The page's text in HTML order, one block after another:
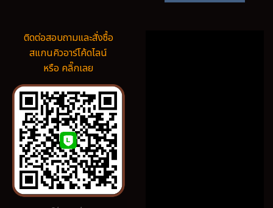
ติดต่อสอบถามและสั่งซื้อ
สแกนคิวอาร์โค้ดไลน์
หรือ คลิ๊กเลย